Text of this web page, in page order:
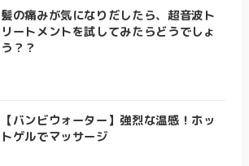
髪の痛みが気になりだしたら、超音波ト
リートメントを試してみたらどうでしょ
う？？
【バンビウォーター】強烈な温感！ホッ
トゲルでマッサージ